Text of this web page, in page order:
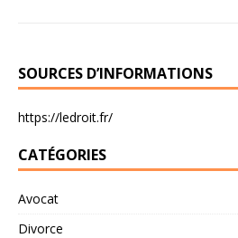
SOURCES D’INFORMATIONS
https://ledroit.fr/
CATÉGORIES
Avocat
Divorce